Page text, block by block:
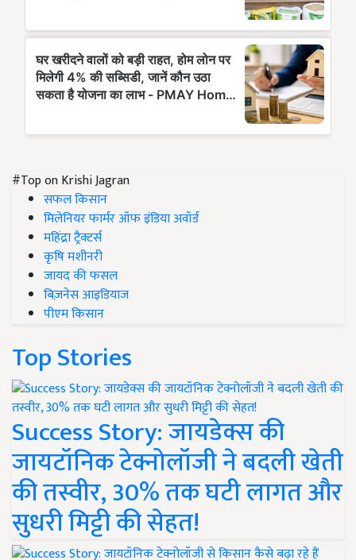
#Top on Krishi Jagran
सफल किसान
मिलेनियर फार्मर ऑफ इंडिया अवॉर्ड
महिंद्रा ट्रैक्टर्स
कृषि मशीनरी
जायद की फसल
बिज़नेस आइडियाज
पीएम किसान
Top Stories
Success Story: जायडेक्स की
जायटॉनिक टेक्नोलॉजी ने बदली खेती
की तस्वीर, 30% तक घटी लागत और
सुधरी मिट्टी की सेहत!